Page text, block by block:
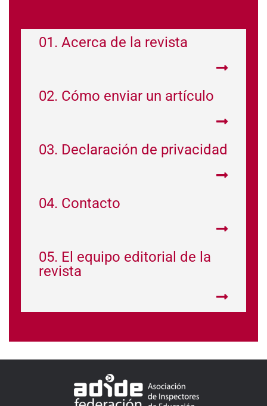
01. Acerca de la revista
02. Cómo enviar un artículo
03. Declaración de privacidad
04. Contacto
05. El equipo editorial de la
revista